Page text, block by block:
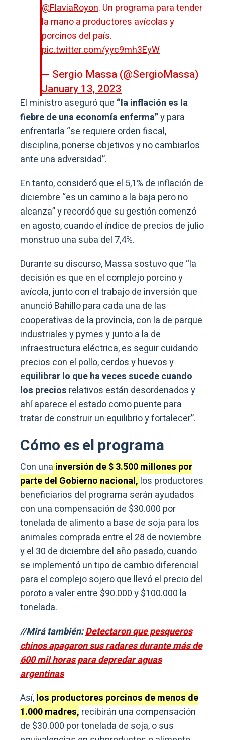
@FlaviaRoyon. Un programa para tender
la mano a productores avícolas y
porcinos del país.
pic.twitter.com/yyc9mh3EyW
— Sergio Massa (@SergioMassa)
January 13, 2023
El ministro aseguró que “la inflación es la
fiebre de una economía enferma”y para
enfrentarla “se requiere orden fiscal,
disciplina, ponerse objetivos y no cambiarlos
ante una adversidad”.
En tanto, consideró que el 5,1% de inflación de
diciembre “es un camino a la baja pero no
alcanza” y recordó que su gestión comenzó
en agosto, cuando el índice de precios de julio
monstruo una suba del 7,4%.
Durante su discurso, Massa sostuvo que “la
decisión es que en el complejo porcino y
avícola, junto con el trabajo de inversión que
anunció Bahillo para cada una de las
cooperativas de la provincia, con la de parque
industriales y pymes y junto a la de
infraestructura eléctrica, es seguir cuidando
precios con el pollo, cerdos y huevos y
equilibrar lo que ha veces sucede cuando
los precios relativos están desordenados y
ahí aparece el estado como puente para
tratar de construir un equilibrio y fortalecer”.
Cómo es el programa
Con una inversión de $ 3.500 millones por
parte del Gobierno nacional, los productores
beneficiarios del programa serán ayudados
con una compensación de $30.000 por
tonelada de alimento a base de soja para los
animales comprada entre el 28 de noviembre
y el 30 de diciembre del año pasado, cuando
se implementó un tipo de cambio diferencial
para el complejo sojero que llevó el precio del
poroto a valer entre $90.000 y $100.000 la
tonelada.
//Mirá también:Detectaron que pesqueros
chinos apagaron sus radares durante más de
600 mil horas para depredar aguas
argentinas
Así,los productores porcinos de menos de
1.000 madres, recibirán una compensación
de $30.000 por tonelada de soja, o sus